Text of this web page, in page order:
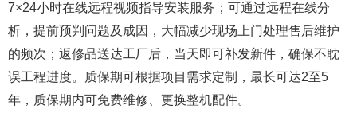
7×24小时在线远程视频指导安装服务；可通过远程在线分
析，提前预判问题及成因，大幅减少现场上门处理售后维护
的频次；返修品送达工厂后，当天即可补发新件，确保不耽
误工程进度。质保期可根据项目需求定制，最长可达2至5
年，质保期内可免费维修、更换整机配件。